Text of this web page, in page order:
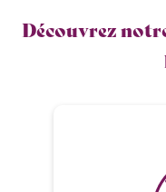
Découvrez